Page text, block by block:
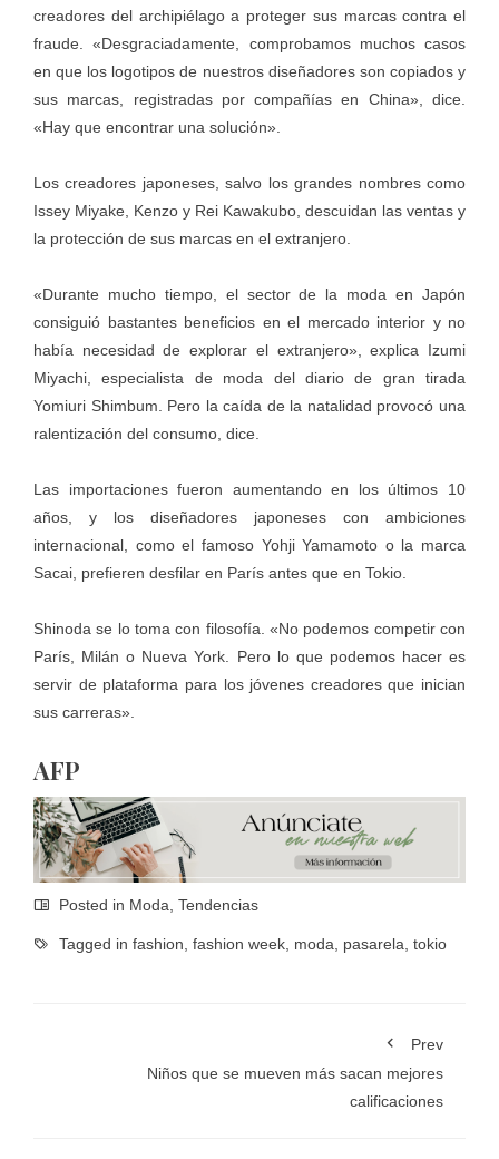
creadores del archipiélago a proteger sus marcas contra el
fraude. «Desgraciadamente, comprobamos muchos casos
en que los logotipos de nuestros diseñadores son copiados y
sus marcas, registradas por compañías en China», dice.
«Hay que encontrar una solución».
Los creadores japoneses, salvo los grandes nombres como
Issey Miyake, Kenzo y Rei Kawakubo, descuidan las ventas y
la protección de sus marcas en el extranjero.
«Durante mucho tiempo, el sector de la moda en Japón
consiguió bastantes beneficios en el mercado interior y no
había necesidad de explorar el extranjero», explica Izumi
Miyachi, especialista de moda del diario de gran tirada
Yomiuri Shimbum. Pero la caída de la natalidad provocó una
ralentización del consumo, dice.
Las importaciones fueron aumentando en los últimos 10
años, y los diseñadores japoneses con ambiciones
internacional, como el famoso Yohji Yamamoto o la marca
Sacai, prefieren desfilar en París antes que en Tokio.
Shinoda se lo toma con filosofía. «No podemos competir con
París, Milán o Nueva York. Pero lo que podemos hacer es
servir de plataforma para los jóvenes creadores que inician
sus carreras».
AFP
Posted in Moda Tendencias
Tagged in fashion fashion week moda pasarela tokio
Prev
Niños que se mueven más sacan mejores
calificaciones